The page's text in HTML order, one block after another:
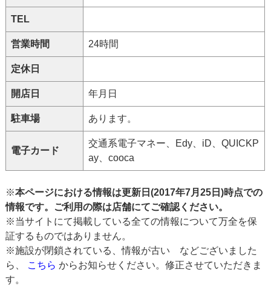
TEL
営業時間 24時間
定休日
開店日 年月日
駐車場 あります。
電子カード
交通系電子マネー、Edy、iD、QUICKP
ay、cooca
※本ページにおける情報は更新日(2017年7月25日)時点での
情報です。ご利用の際は店舗にてご確認ください。
※当サイトにて掲載している全ての情報について万全を保
証するものではありません。
※施設が閉鎖されている、情報が古い などございました
ら、 こちら からお知らせください。修正させていただきま
す。